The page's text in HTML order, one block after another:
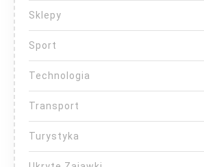
Sklepy
Sport
Technologia
Transport
Turystyka